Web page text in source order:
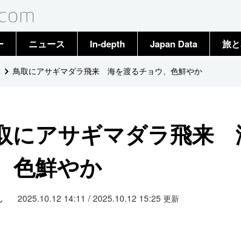
ニュース
トップ
In-depth Japan Data 旅
鳥取にアサギマダラ飛来 海を渡るチョウ、色鮮やか
にアサギマダラ飛来
色鮮やか
2025.10.12 14:11 / 2025.10.12 15:25 更新